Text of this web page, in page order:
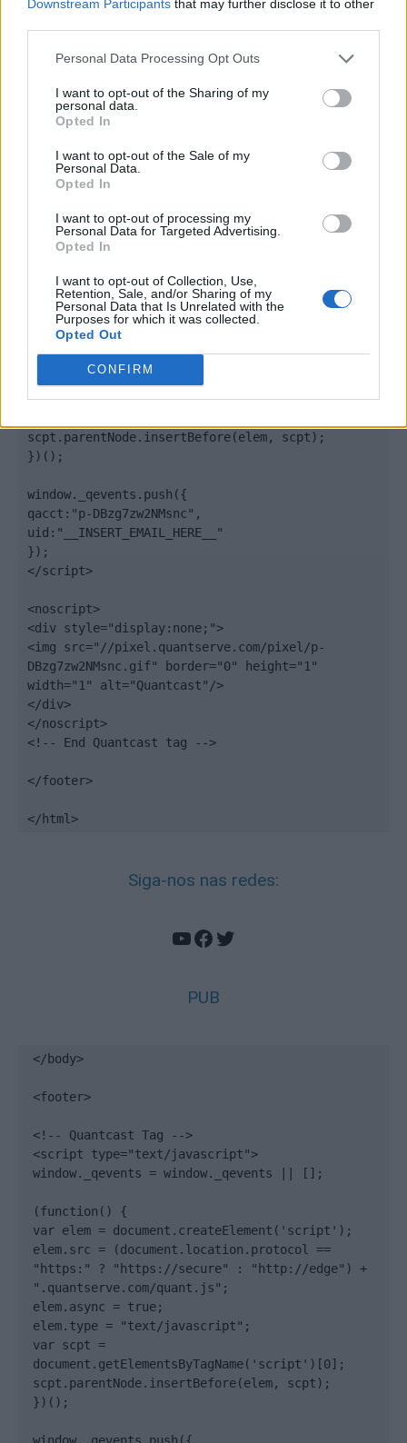
Downstream Participants that may further disclose it to other
Personal Data Processing Opt Outs
I want to opt-out of the Sharing of my
personal data.
Opted In
I want to opt-out of the Sale of my
Personal Data.
Opted In
I want to opt-out of processing my
Personal Data for Targeted Advertising.
Opted In
I want to opt-out of Collection, Use,
Retention, Sale, and/or Sharing of my
Personal Data that Is Unrelated with the
Purposes for which it was collected.
Opted Out
CONFIRM
Quantcast
</body>
<footer>
<!-- Quantcast Tag -->
window._qevents = window._qevents || [];
var elem = document.createElement('script');
elem.src = (document.location.protocol ==
"https:" ? "https://secure" : "http://edge") +
".quantserve.com/quant.js";
elem.async = true;
var scpt =
scpt.parentNode.insertBefore(elem, scpt);
})();
window._qevents.push({
qacct:"p-DBzg7zw2NMsnc",
uid:"__INSERT_EMAIL_HERE__"
});
</script>
<noscript>
<div style="display:none;">
<img src="//pixel.quantserve.com/pixel/p-
DBzg7zw2NMsnc.gif" border="0" height="1"
width="1" alt="Quantcast"/>
</div>
</noscript>
<!-- End Quantcast tag -->
</footer>
</html>
Siga-nos nas redes:
YouTube
Facebook
Twitter
PUB
</body>
<footer>
<!-- Quantcast Tag -->
<script type="text/javascript">
window._qevents = window._qevents || [];
(function() {
var elem = document.createElement('script');
elem.src = (document.location.protocol ==
"https:" ? "https://secure" : "http://edge") +
".quantserve.com/quant.js";
elem.async = true;
elem.type = "text/javascript";
var scpt =
document.getElementsByTagName('script')[0];
scpt.parentNode.insertBefore(elem, scpt);
})();